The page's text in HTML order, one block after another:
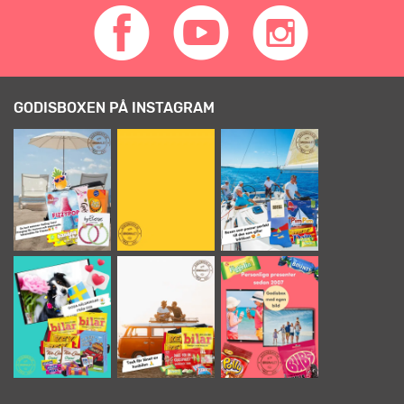
GODISBOXEN PÅ INSTAGRAM